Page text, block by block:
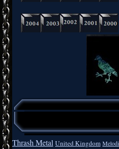
Thrash Metal United Kingdom